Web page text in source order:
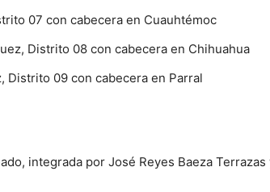
07 con cabecera en Cuauhtémoc
Distrito 08 con cabecera en Chihuahua
Distrito 09 con cabecera en Parral
integrada por José Reyes Baeza Terrazas